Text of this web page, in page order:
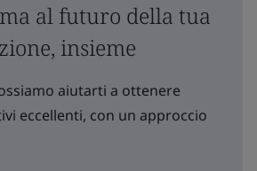
al futuro della tua
insieme
aiutarti a ottenere
eccellenti, con un approccio